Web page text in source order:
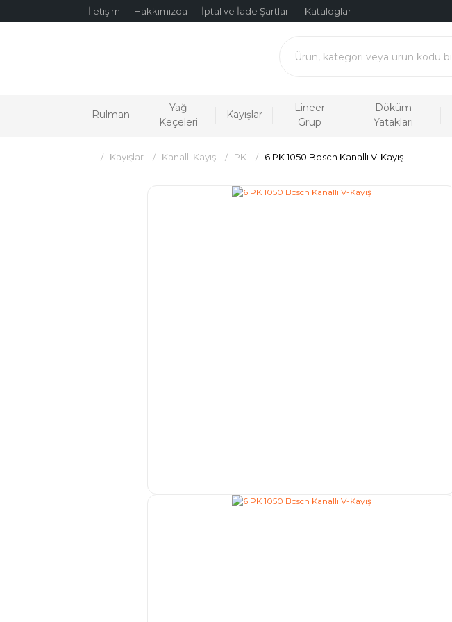
İletişim Hakkımızda İptal ve İade Şartları Kataloglar
Rulman
Yağ
Keçeleri
Kayışlar
Lineer
Grup
Döküm
Yatakları
Kayışlar Kanallı Kayış PK 6 PK 1050 Bosch Kanallı V-Kayış